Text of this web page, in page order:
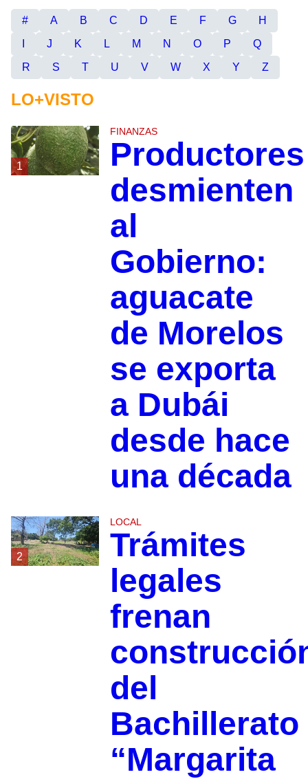
# A B C D E F G
H
J K L M N O P
Q
R
S T U V W X Y Z
LO+VISTO
1
FINANZAS
Productores
desmienten
al
Gobierno:
aguacate
de Morelos
se exporta
a Dubái
desde hace
una década
2
LOCAL
Trámites
legales
frenan
del
Bachillerato
“Margarita